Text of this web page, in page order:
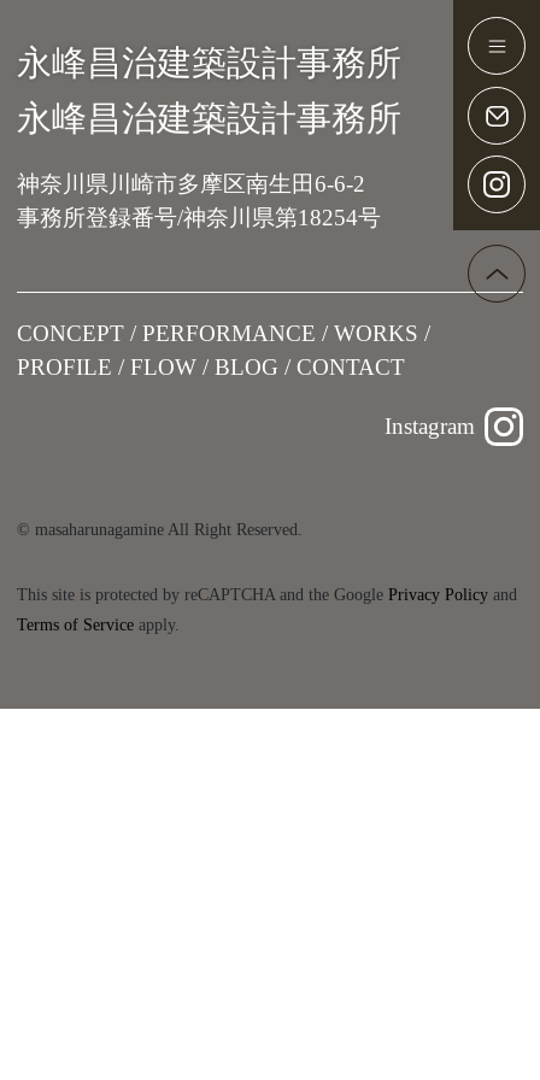
Main Navigation
永峰昌治建築設計事務所
永峰昌治建築設計事務所
神奈川県川崎市多摩区南生田6-6-2
事務所登録番号/神奈川県第18254号
CONCEPT PERFORMANCE
WORKS
PROFILE
FLOW BLOG CONTACT
Instagram
© masaharunagamine All Right Reserved.
This site is protected by reCAPTCHA and the GooglePrivacy Policy and
Terms of Service apply.